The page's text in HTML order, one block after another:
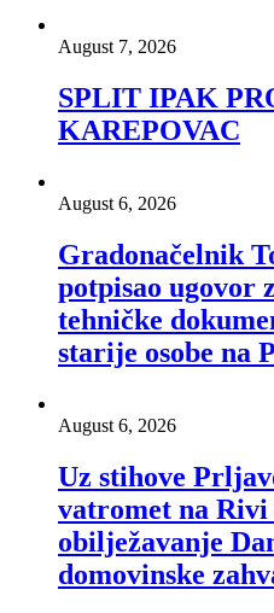
August 7, 2026
SPLIT IPAK
KAREPOVAC
August 6, 2026
Gradonačelnik
potpisao ugovor
tehničke
starije osobe na
August 6, 2026
Uz stihove
vatromet na
obilježavanje
domovinske